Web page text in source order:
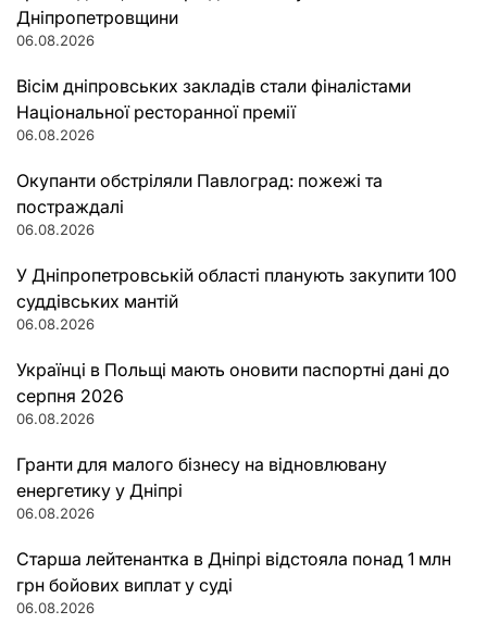
Дніпропетровщини
06.08.2026
Вісім дніпровських закладів стали фіналістами
Національної ресторанної премії
06.08.2026
Окупанти обстріляли Павлоград: пожежі та
постраждалі
06.08.2026
У Дніпропетровській області планують закупити 100
суддівських мантій
06.08.2026
Українці в Польщі мають оновити паспортні дані до
серпня 2026
06.08.2026
Гранти для малого бізнесу на відновлювану
енергетику у Дніпрі
06.08.2026
Старша лейтенантка в Дніпрі відстояла понад 1 млн
грн бойових виплат у суді
06.08.2026